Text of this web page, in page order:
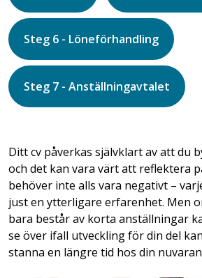
Steg 6 - Löneförhandling
Steg 7 - Anställningavtalet
Ditt cv påverkas självklart av att du
och det kan vara värt att reflektera
behöver inte alls vara negativt –
just en ytterligare erfarenhet. Men
bara består av korta anställningar
se över ifall utveckling för din del
stanna en längre tid hos din